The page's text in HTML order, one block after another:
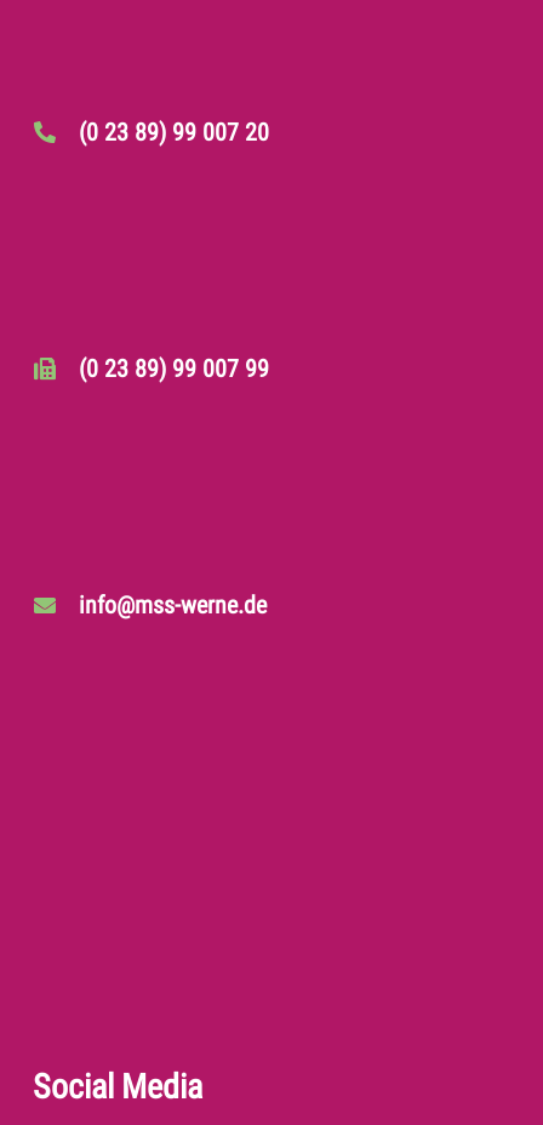
(0 23 89) 99 007 20
(0 23 89) 99 007 99
info@mss-werne.de
Social Media